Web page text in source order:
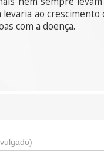
ao crescimento
com a doença.